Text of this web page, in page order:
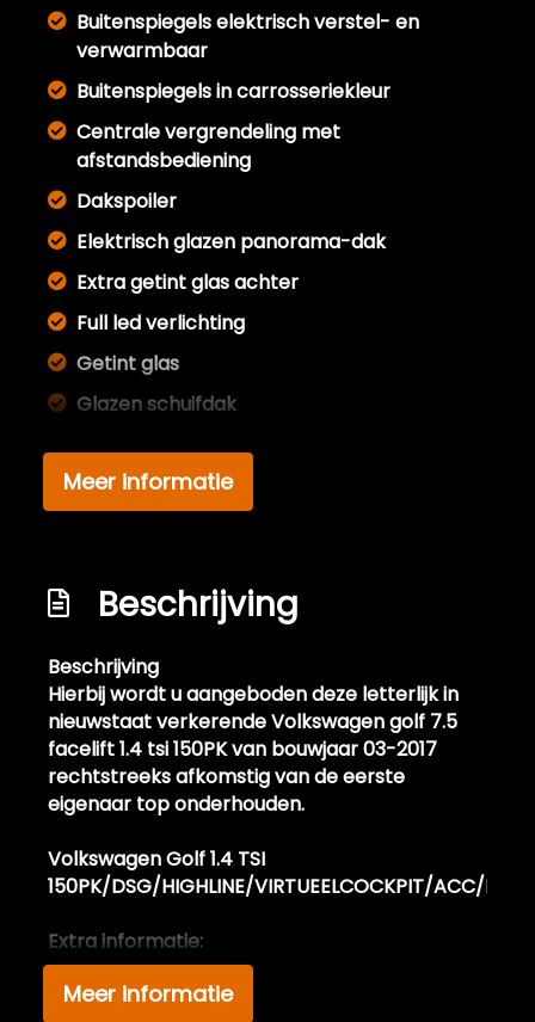
Buitenspiegels elektrisch verstel- en
verwarmbaar
Buitenspiegels in carrosseriekleur
Centrale vergrendeling met
afstandsbediening
Dakspoiler
Elektrisch glazen panorama-dak
Extra getint glas achter
Full led verlichting
Getint glas
Glazen schuifdak
Koplampreiniging
Led koplampen
Metaalkleur
Mistlampen voor adaptief
Panoramadak
Parkeer assistent
Parkeersensor voor en achter
Ruitensproeiers/wisserbladen
Spiegels elektrisch inklapbaar
Sportvelgen
Meer informatie
Beschrijving
Beschrijving
Hierbij wordt u aangeboden deze letterlijk in
nieuwstaat verkerende Volkswagen golf 7.5
facelift 1.4 tsi 150PK van bouwjaar 03-2017
rechtstreeks afkomstig van de eerste
eigenaar top onderhouden.
Volkswagen Golf 1.4 TSI
150PK/DSG/HIGHLINE/VIRTUEELCOCKPIT/ACC/
Extra informatie:
Deze in nieuwstaat verkerende Volkswagen
Golf 7.5 beschikt over de meest luxe opties. De
Meer informatie